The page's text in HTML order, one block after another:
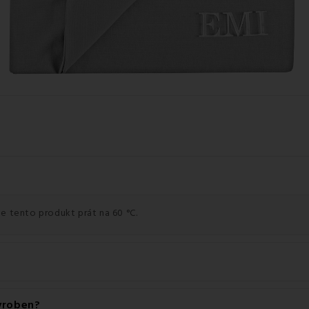
tento produkt prát na 60 °C.
140 g/m2.